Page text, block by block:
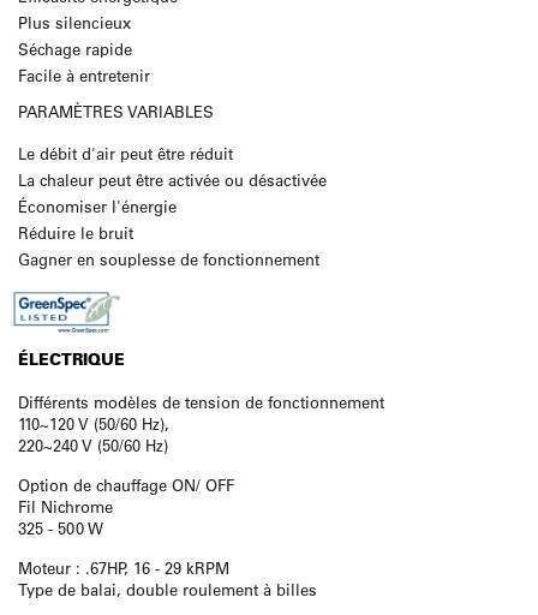
Plus silencieux
Séchage rapide
Facile à entretenir
PARAMÈTRES VARIABLES
Le débit d'air peut être réduit
La chaleur peut être activée ou désactivée
Économiser l'énergie
Réduire le bruit
Gagner en souplesse de fonctionnement
ÉLECTRIQUE
Différents modèles de tension de fonctionnement
110~120 V (50/60 Hz),
220~240 V (50/60 Hz)
Option de chauffage ON/ OFF
Fil Nichrome
325 - 500 W
Moteur : .67HP, 16 - 29 kRPM
Type de balai, double roulement à billes